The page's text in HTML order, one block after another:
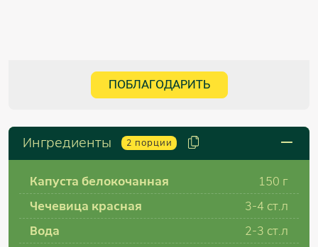
ПОБЛАГОДАРИТЬ
Ингредиенты 2 порции
Капуста белокочанная
150 г
Чечевица красная
3-4 ст.л
Вода
2-3 ст.л